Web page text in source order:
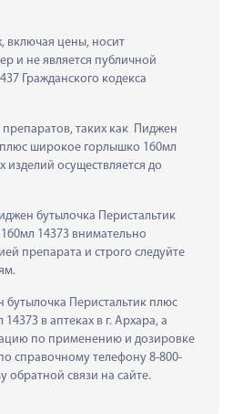
включая цены, носит
и не является публичной
Гражданского кодекса
таких как  Пиджен
широкое горлышко 160мл
осуществляется до
бутылочка Перистальтик
14373 внимательно
препарата и строго следуйте
бутылочка Перистальтик плюс
в аптеках в г. Архара, а
по применению и дозировке
справочному телефону 8-800-
обратной связи на сайте.